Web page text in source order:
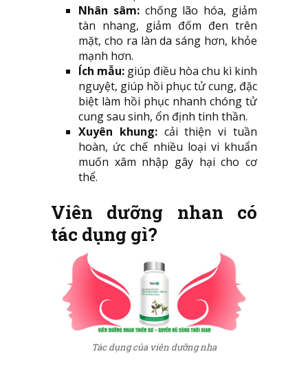
Nhân sâm:chống lão hóa, giảm
tàn nhang, giảm đốm đen trên
mặt, cho ra làn da sáng hơn, khỏe
mạnh hơn.
Ích mẫu: giúp điều hòa chu kì kinh
nguyệt, giúp hồi phục tử cung, đặc
biệt làm hồi phục nhanh chóng tử
cung sau sinh, ổn định tinh thần.
Xuyên khung:cải thiện vi tuần
hoàn, ức chế nhiều loại vi khuẩn
muốn xâm nhập gây hại cho cơ
thể.
Viên dưỡng nhan có
tác dụng gì?
Tác dụng của viên dưỡng nha